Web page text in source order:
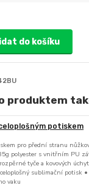
do košíku
produktem
potiskem
pro přední stranu
polyester s vnitřním PU
tyče a kovových
sublimační potisk •
vaku